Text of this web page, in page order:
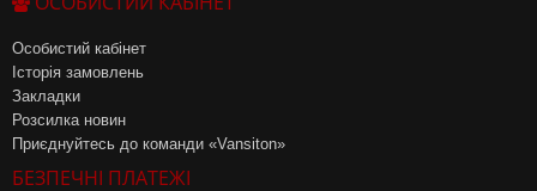
Особистий кабінет
Історія замовлень
Закладки
Розсилка новин
Приєднуйтесь до команди «Vansiton»
БЕЗПЕЧНІ ПЛАТЕЖІ